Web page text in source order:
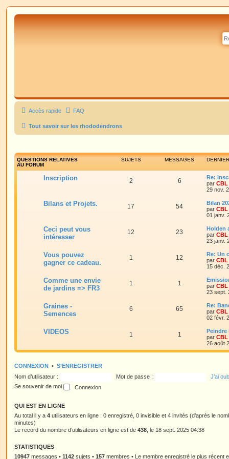
Accès rapide FAQ
Tout savoir sur les rhododendrons
QUESTIONS RELATIVES
AU FORUM
SUJETS MESSAGES
Inscription 2 6
Re:
par CBL
29 nov.
Bilans et Projets. 17 54
Bilan
par CBL
01 janv.
Ceci peut vous
intéresser
12 23
Holden
par CBL
23 janv.
Vous pouvez
gagner ce cadeau.
1 12
Re: Un
par CBL
15 déc.
Comme une envie
de jardins => FR3
1 1
par CBL
23 sept.
Graines -
Semences
6 65
Re:
par CBL
02 févr.
VIDEOS 1 1
Peindre
par CBL
26 août
CONNEXION • S’ENREGISTRER
Nom d’utilisateur :
Mot de passe :
J’ai
Se souvenir de moi
QUI EST EN LIGNE
Au total il y a 4 utilisateurs en ligne : 0 enregistré, 0 invisible et 4 invités (d’après le
minutes)
Le record du nombre d’utilisateurs en ligne est de 438 , le 18 sept. 2025 04:38
STATISTIQUES
10947 messages • 1142 sujets • 157 membres • Le membre enregistré le plus récent